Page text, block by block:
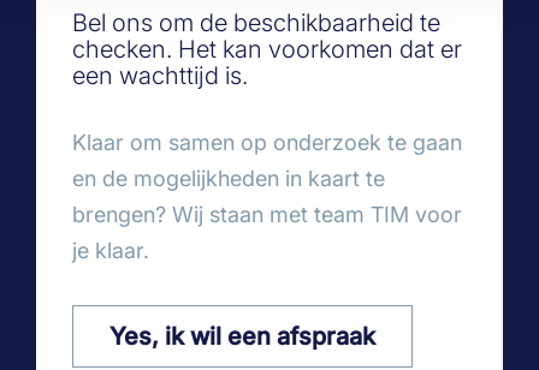
Bel ons om de beschikbaarheid te
checken. Het kan voorkomen dat er
een wachttijd is.
Klaar om samen op onderzoek te gaan
en de mogelijkheden in kaart te
brengen? Wij staan met team TIM voor
je klaar.
Yes, ik wil een afspraak